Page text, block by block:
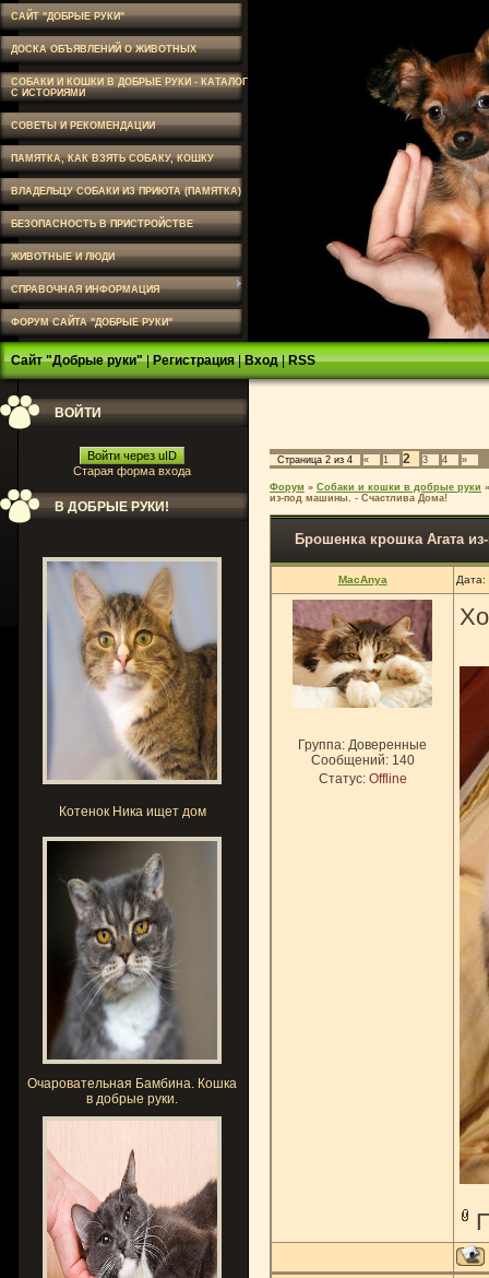
САЙТ "ДОБРЫЕ РУКИ"
ДОСКА ОБЪЯВЛЕНИЙ О ЖИВОТНЫХ
СОБАКИ И КОШКИ В ДОБРЫЕ РУКИ - КАТАЛОГ
С ИСТОРИЯМИ
СОВЕТЫ И РЕКОМЕНДАЦИИ
ПАМЯТКА, КАК ВЗЯТЬ СОБАКУ, КОШКУ
ВЛАДЕЛЬЦУ СОБАКИ ИЗ ПРИЮТА (ПАМЯТКА)
БЕЗОПАСНОСТЬ В ПРИСТРОЙСТВЕ
ЖИВОТНЫЕ И ЛЮДИ
СПРАВОЧНАЯ ИНФОРМАЦИЯ
ФОРУМ САЙТА "ДОБРЫЕ РУКИ"
Сайт "Добрые руки"|Регистрация|Вход|RSS
ВОЙТИ
Войти через uID
Старая форма входа
В ДОБРЫЕ РУКИ!
Котенок Ника ищет дом
Очаровательная Бамбина. Кошка
в добрые руки.
Страница 2 из 4 « 1 2 3 4 »
Форум » Собаки и кошки в добрые руки »
из-под машины. - Счастлива Дома!
Брошенка крошка Агата
MacAnya Дата:
Группа: Доверенные
Сообщений: 140
Статус: Offline